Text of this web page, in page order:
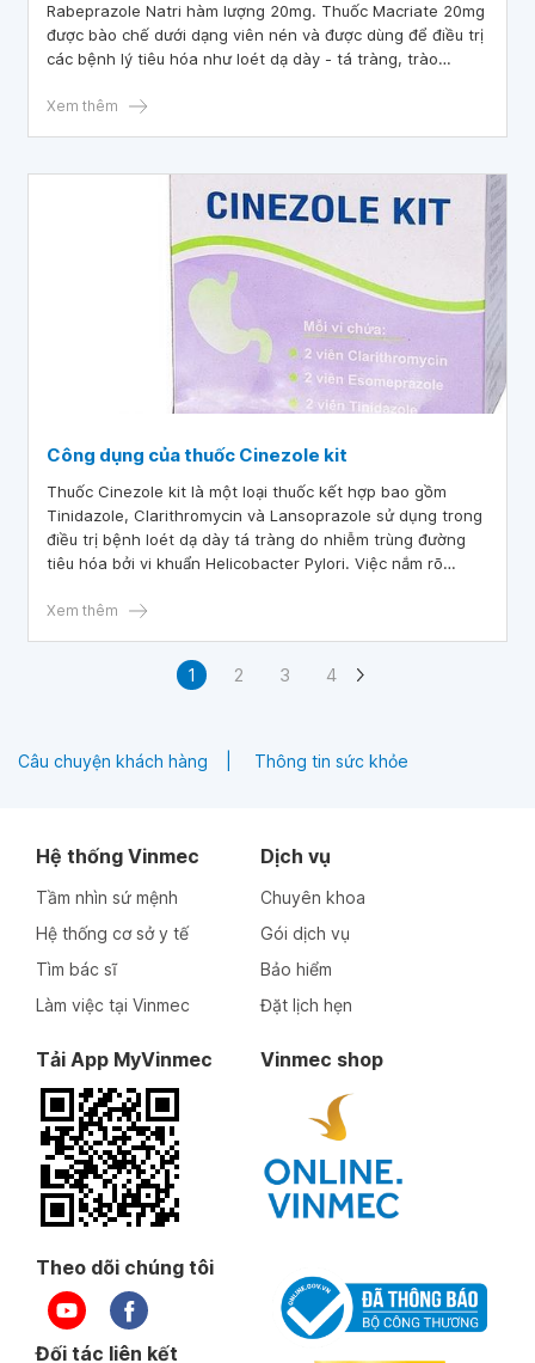
Rabeprazole Natri hàm lượng 20mg. Thuốc Macriate 20mg
được bào chế dưới dạng viên nén và được dùng để điều trị
các bệnh lý tiêu hóa như loét dạ dày - tá tràng, trào
Xem thêm
Công dụng của thuốc Cinezole kit
Thuốc Cinezole kit là một loại thuốc kết hợp bao gồm
Tinidazole, Clarithromycin và Lansoprazole sử dụng trong
điều trị bệnh loét dạ dày tá tràng do nhiễm trùng đường
tiêu hóa bởi vi khuẩn Helicobacter Pylori. Việc nắm rõ
hơn.
Xem thêm
1 2 3 4
Câu chuyện khách hàng Thông tin sức khỏe
Hệ thống Vinmec
Tầm nhìn sứ mệnh
Hệ thống cơ sở y tế
Tìm bác sĩ
Làm việc tại Vinmec
Dịch vụ
Chuyên khoa
Gói dịch vụ
Bảo hiểm
Đặt lịch hẹn
Tải App MyVinmec Vinmec shop
Theo dõi chúng tôi
Đối tác liên kết